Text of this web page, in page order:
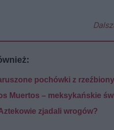
pochówki z
Muertos – meksykańskie
zjadali wrogów?